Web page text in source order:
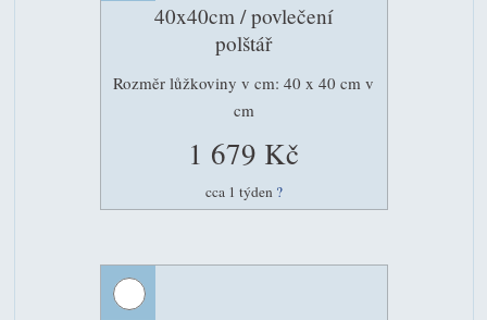
40x40cm / povlečení
polštář
Rozměr lůžkoviny v cm: 40 x 40 cm v
cm
1 679 Kč
cca 1 týden ?